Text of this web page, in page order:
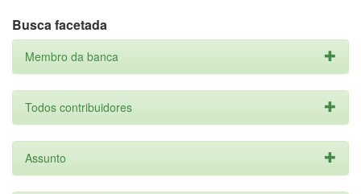
Busca facetada
Membro da banca
Todos contribuidores
Assunto